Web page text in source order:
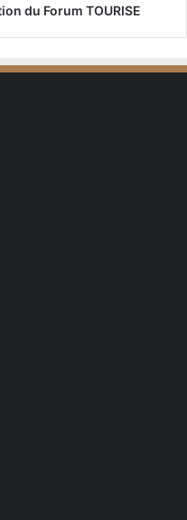
du Forum TOURISE